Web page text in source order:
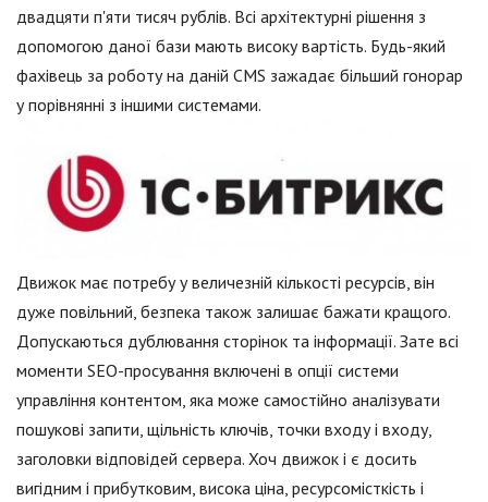
двадцяти п'яти тисяч рублів. Всі архітектурні рішення з
допомогою даної бази мають високу вартість. Будь-який
фахівець за роботу на даній CMS зажадає більший гонорар
у порівнянні з іншими системами.
Движок має потребу у величезній кількості ресурсів, він
дуже повільний, безпека також залишає бажати кращого.
Допускаються дублювання сторінок та інформації. Зате всі
моменти SEO-просування включені в опції системи
управління контентом, яка може самостійно аналізувати
пошукові запити, щільність ключів, точки входу і входу,
заголовки відповідей сервера. Хоч движок і є досить
вигідним і прибутковим, висока ціна, ресурсомісткість і